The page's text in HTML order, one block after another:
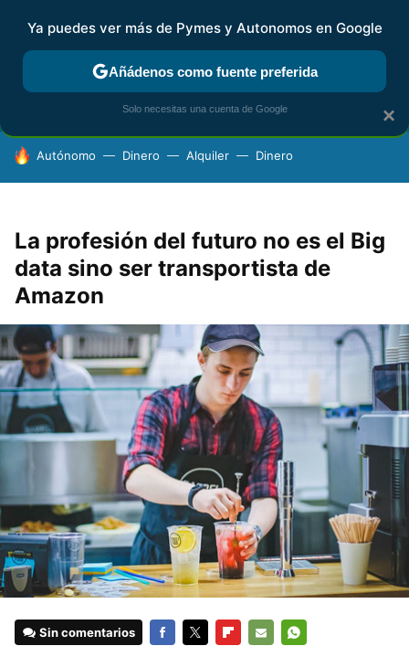
FISCALIDAD Y CONTABILIDAD KIT DIGITAL RENTA
HOY SE HABLA DE
Autónomo Dinero Alquiler Dinero
La profesión del futuro no es el Big
data sino ser transportista de
Amazon
Sin comentarios
×
Ya puedes ver más de Pymes y Autonomos en Google
Añádenos como fuente preferida
Solo necesitas una cuenta de Google